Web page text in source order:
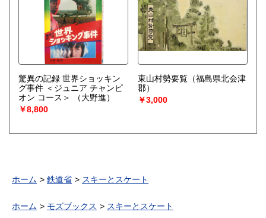
驚異の記録 世界ショッキン
グ事件 ＜ジュニア チャンピ
オン コース＞
（大野進）
￥8,800
東山村勢要覧（福島県北会津
郡）
￥3,000
ホーム 鉄道省 スキーとスケート
ホーム モズブックス スキーとスケート